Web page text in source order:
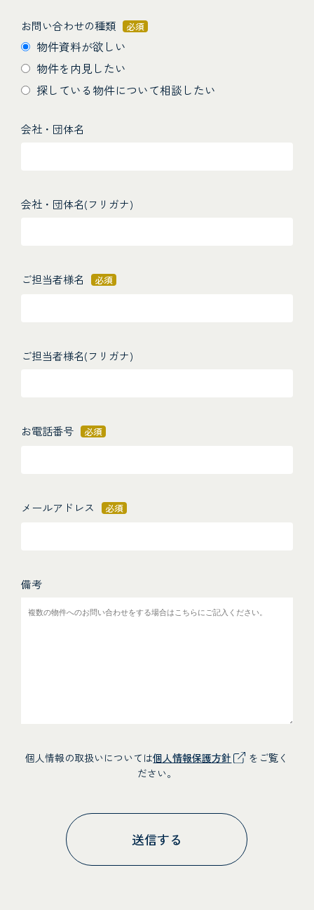
お問い合わせの種類 必須
物件資料が欲しい
物件を内見したい
探している物件について相談したい
会社・団体名
会社・団体名(フリガナ)
ご担当者様名 必須
ご担当者様名(フリガナ)
お電話番号 必須
メールアドレス 必須
備考
個人情報の取扱いについては個人情報保護方針
をご覧く
ださい。